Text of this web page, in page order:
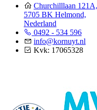
Churchilllaan 121A,
5705 BK Helmond,
Nederland
0492 - 534 596
info@kornuyt.nl
Kvk: 17065328